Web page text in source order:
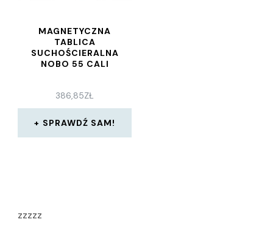
MAGNETYCZNA
TABLICA
SUCHOŚCIERALNA
NOBO 55 CALI
386,85ZŁ
SPRAWDŹ SAM!
zzzzz